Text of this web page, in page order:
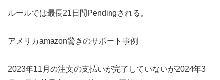
ルールでは最長21日間Pendingされる。
アメリカamazon驚きのサポート事例
2023年11月の注文の支払いが完了していないが2024年3